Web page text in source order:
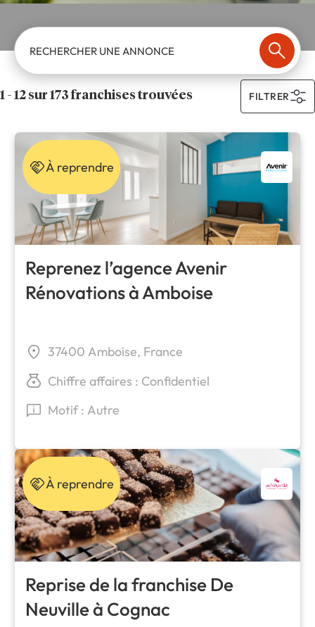
RECHERCHER UNE ANNONCE
1 - 12 sur 173 franchises trouvées FILTRER
À reprendre
Reprenez l’agence Avenir
Rénovations à Amboise
37400 Amboise, France
Chiffre affaires : Confidentiel
Motif : Autre
À reprendre
Reprise de la franchise De
Neuville à Cognac